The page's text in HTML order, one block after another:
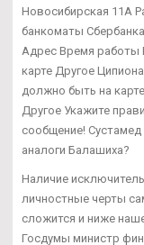
Новосибирская 11А
банкоматы
Адрес Время работы
карте Другое
должно быть на
Другое Укажите
сообщение! Сустамед
аналоги Балашиха?
Наличие
личностные черты
сложится и ниже
Госдумы министр